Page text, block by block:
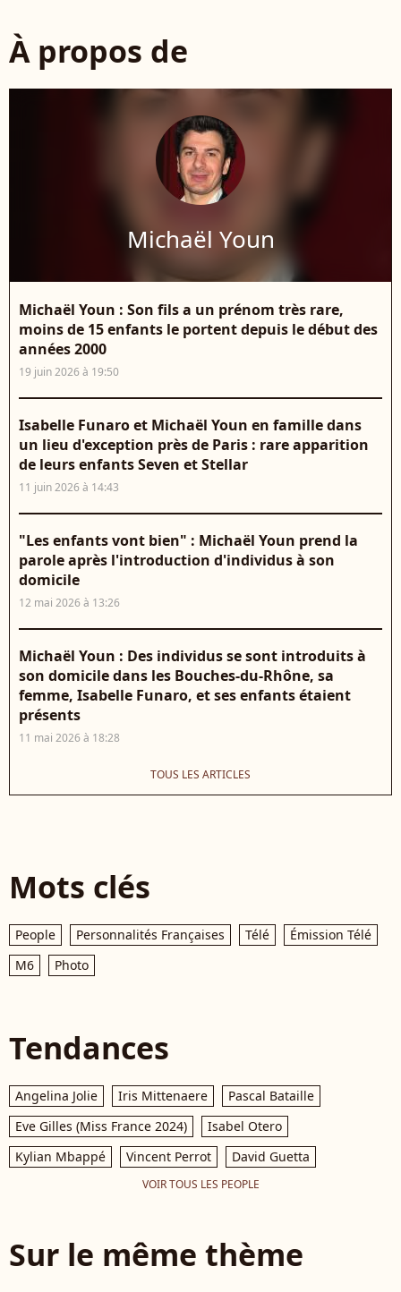
À propos de
Michaël Youn
Michaël Youn : Son fils a un prénom très rare,
moins de 15 enfants le portent depuis le début des
années 2000
19 juin 2026 à 19:50
Isabelle Funaro et Michaël Youn en famille dans
un lieu d'exception près de Paris : rare apparition
de leurs enfants Seven et Stellar
11 juin 2026 à 14:43
"Les enfants vont bien" : Michaël Youn prend la
parole après l'introduction d'individus à son
domicile
12 mai 2026 à 13:26
Michaël Youn : Des individus se sont introduits à
son domicile dans les Bouches-du-Rhône, sa
femme, Isabelle Funaro, et ses enfants étaient
présents
11 mai 2026 à 18:28
TOUS LES ARTICLES
Mots clés
People Personnalités Françaises Télé
Émission Télé
M6
Photo
Tendances
Angelina Jolie Iris Mittenaere
Pascal Bataille
Eve Gilles (Miss France 2024)
Isabel Otero
Kylian Mbappé
Vincent Perrot David Guetta
VOIR TOUS LES PEOPLE
Sur le même thème